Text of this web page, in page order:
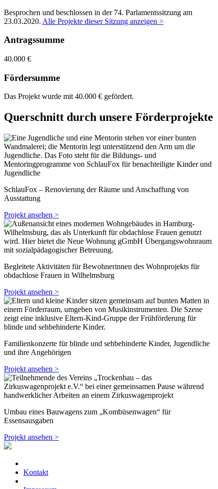
Besprochen und beschlossen in der 74. Parlamentssitzung am
23.03.2020. Alle Projekte dieser Sitzung anzeigen >
Antragssumme
40.000 €
Fördersumme
Das Projekt wurde mit 40.000 € gefördert.
Querschnitt durch unsere Förderprojekte
SchlauFox – Renovierung der Räume und Anschaffung von
Ausstattung
Projekt ansehen >
Begleitete Aktivitäten für Bewohnerinnen des Wohnprojekts für
obdachlose Frauen in Wilhelmsburg
Projekt ansehen >
Familienkonzerte für blinde und sehbehinderte Kinder, Jugendliche
und ihre Angehörigen
Projekt ansehen >
Umbau eines Bauwagens zum „Kombüsenwagen“ für
Essensausgaben
Projekt ansehen >
Kontakt